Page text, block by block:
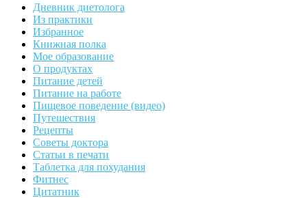
Дневник диетолога
Из практики
Избранное
Книжная полка
Мое образование
О продуктах
Питание детей
Питание на работе
Пищевое поведение (видео)
Путешествия
Рецепты
Советы доктора
Статьи в печати
Таблетка для похудания
Фитнес
Цитатник